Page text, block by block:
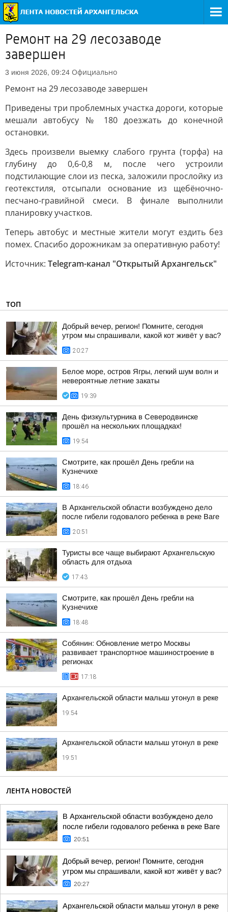
Ремонт на 29 лесозаводе
завершен
3 июня 2026, 09:24 Официально
Ремонт на 29 лесозаводе завершен
Приведены три проблемных участка дороги, которые
мешали автобусу № 180 доезжать до конечной
остановки.
Здесь произвели выемку слабого грунта (торфа) на
глубину до 0,6-0,8 м, после чего устроили
подстилающие слои из песка, заложили прослойку из
геотекстиля, отсыпали основание из щебёночно-
песчано-гравийной смеси. В финале выполнили
планировку участков.
Теперь автобус и местные жители могут ездить без
помех. Спасибо дорожникам за оперативную работу!
Источник: Telegram-канал "Открытый Архангельск"
ТОП
Добрый вечер, регион! Помните, сегодня
утром мы спрашивали, какой кот живёт у вас?
20:27
Белое море, остров Ягры, легкий шум волн и
невероятные летние закаты
19:39
День физкультурника в Северодвинске
прошёл на нескольких площадках!
19:54
Смотрите, как прошёл День гребли на
Кузнечихе
18:46
В Архангельской области возбуждено дело
после гибели годовалого ребенка в реке Ваге
20:51
Туристы все чаще выбирают Архангельскую
область для отдыха
17:43
Смотрите, как прошёл День гребли на
Кузнечихе
18:48
Собянин: Обновление метро Москвы
развивает транспортное машиностроение в
регионах
17:18
Архангельской области малыш утонул в реке
19:54
Архангельской области малыш утонул в реке
19:51
ЛЕНТА НОВОСТЕЙ
В Архангельской области возбуждено дело
после гибели годовалого ребенка в реке Ваге
20:51
Добрый вечер, регион! Помните, сегодня
утром мы спрашивали, какой кот живёт у вас?
20:27
Архангельской области малыш утонул в реке